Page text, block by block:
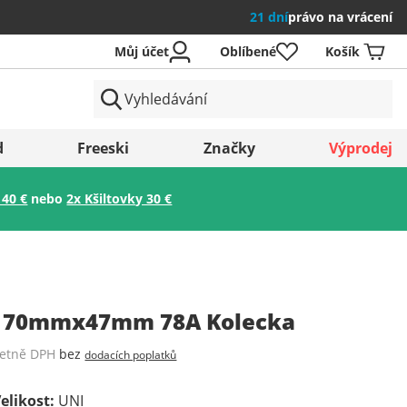
21 dníprávo na vrácení
Uložit
Můj účet Oblíbené Košík
Freeski Značky Výprodej
€ nebo2x Kšiltovky 30 €
78A Kolecka
DPH bezdodacích poplatků
: UNI